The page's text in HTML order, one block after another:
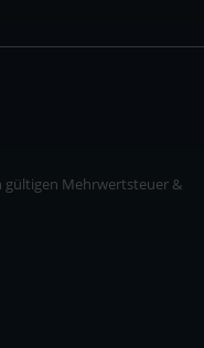
gültigen Mehrwertsteuer &